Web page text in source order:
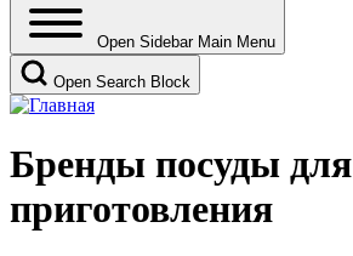
Open Sidebar Main Menu
Open Search Block
Бренды посуды для
приготовления